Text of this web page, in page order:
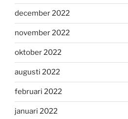
december 2022
november 2022
oktober 2022
augusti 2022
februari 2022
januari 2022